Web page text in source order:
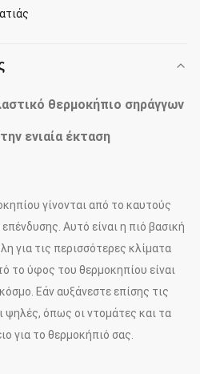
θερμοκήπιο σηράγγων
ενιαία έκταση
γίνονται από το καυτούς
Αυτό είναι η πιό βασική
για τις περισσότερες κλίματα
το ύφος του θερμοκηπίου είναι
Εάν αυξάνεστε επίσης τις
ψηλές, όπως οι ντομάτες και τα
για το θερμοκήπιό σας.